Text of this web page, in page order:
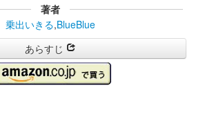
著者
乗出いきる,BlueBlue
あらすじ